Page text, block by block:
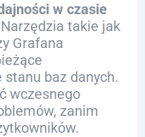
w czasie
takie jak
Grafana
baz danych.
wczesnego
zanim